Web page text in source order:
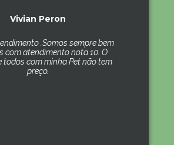
Vivian Peron
.Somos sempre bem
com atendimento nota 10. O
todos com minha Pet não tem
preço.